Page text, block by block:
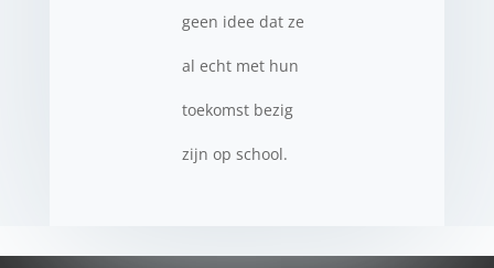
geen idee dat ze
al echt met hun
toekomst bezig
zijn op school.